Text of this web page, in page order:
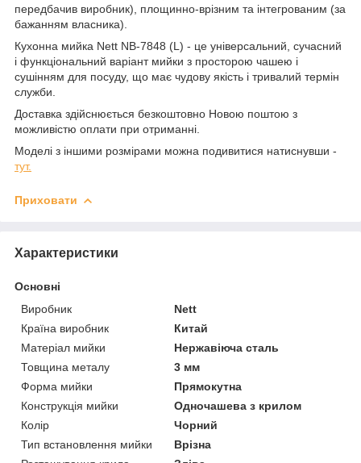
передбачив виробник), площинно-врізним та інтегрованим (за
бажанням власника).
Кухонна мийка Nett NB-7848 (L) - це універсальний, сучасний
і функціональний варіант мийки з просторою чашею і
сушінням для посуду, що має чудову якість і тривалий термін
служби.
Доставка здійснюється безкоштовно Новою поштою з
можливістю оплати при отриманні.
Моделі з іншими розмірами можна подивитися натиснувши -
тут.
Приховати
Характеристики
Основні
Виробник
Nett
Країна виробник
Китай
Матеріал мийки
Нержавіюча сталь
Товщина металу
3 мм
Форма мийки
Прямокутна
Конструкція мийки
Одночашева з крилом
Колір
Чорний
Тип встановлення мийки
Врізна